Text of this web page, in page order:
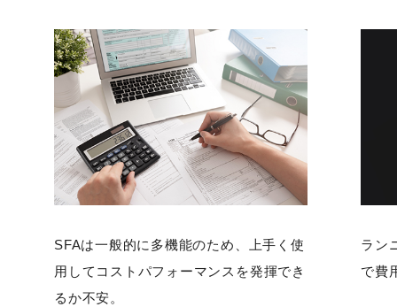
SFAは一般的に多機能のため、上手く使
用してコストパフォーマンスを発揮でき
るか不安。
ラン
で費